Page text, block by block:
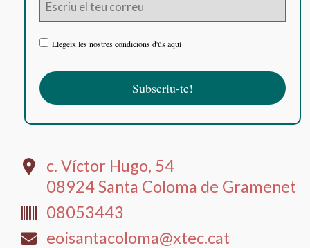
Llegeix les nostres condicions d'ús aquí
c. Víctor Hugo, 54
08924 Santa Coloma de Gramenet
08053443
eoisantacoloma@xtec.cat